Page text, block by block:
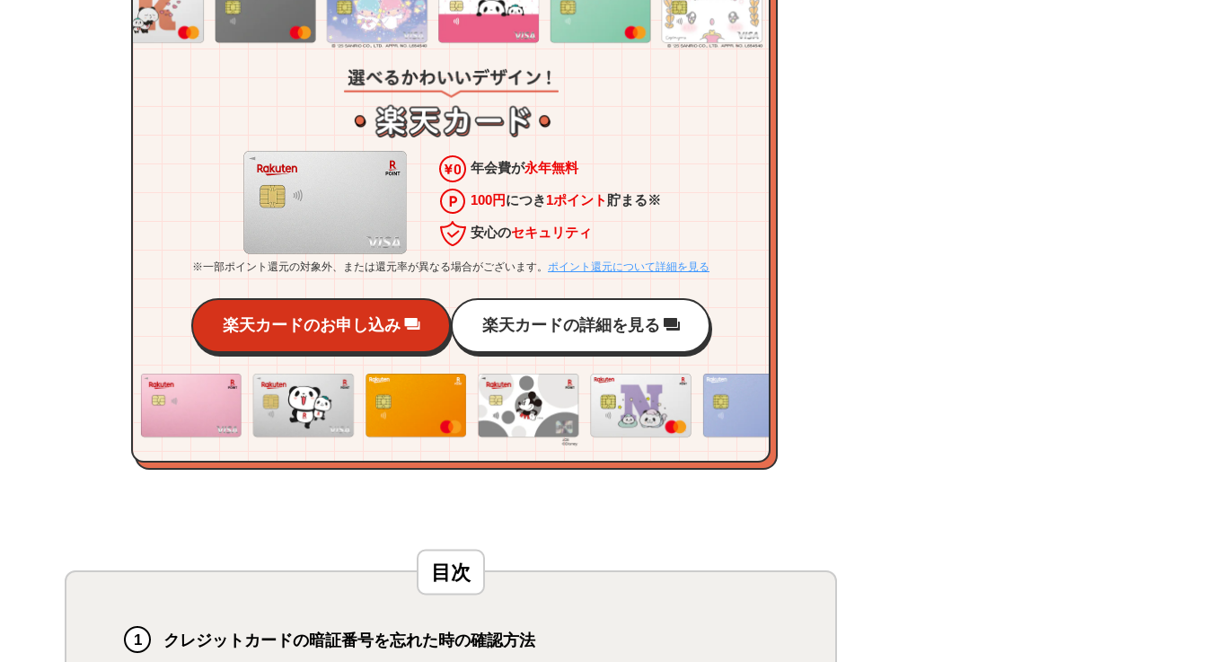
年会費が永年無料
100円につき1ポイント 貯まる※
安心のセキュリティ
※一部ポイント還元の対象外、または還元率が異なる場合がございます。 ポイント還元について詳細を見る
楽天カードのお申し込み 楽天カードの詳細を見る
クレジットカードの暗証番号を忘れた時の確認方法